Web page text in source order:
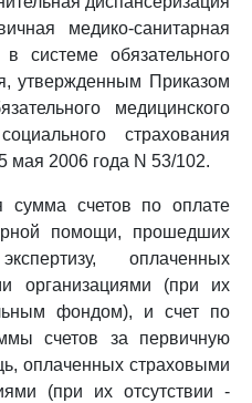
медико-санитарная
системе обязательного
утвержденным Приказом
медицинского
страхования
мая 2006 года N 53/102.
сумма счетов по оплате
помощи, прошедших
оплаченных
организациями (при их
фондом), и счет по
счетов за первичную
оплаченных страховыми
(при их отсутствии -